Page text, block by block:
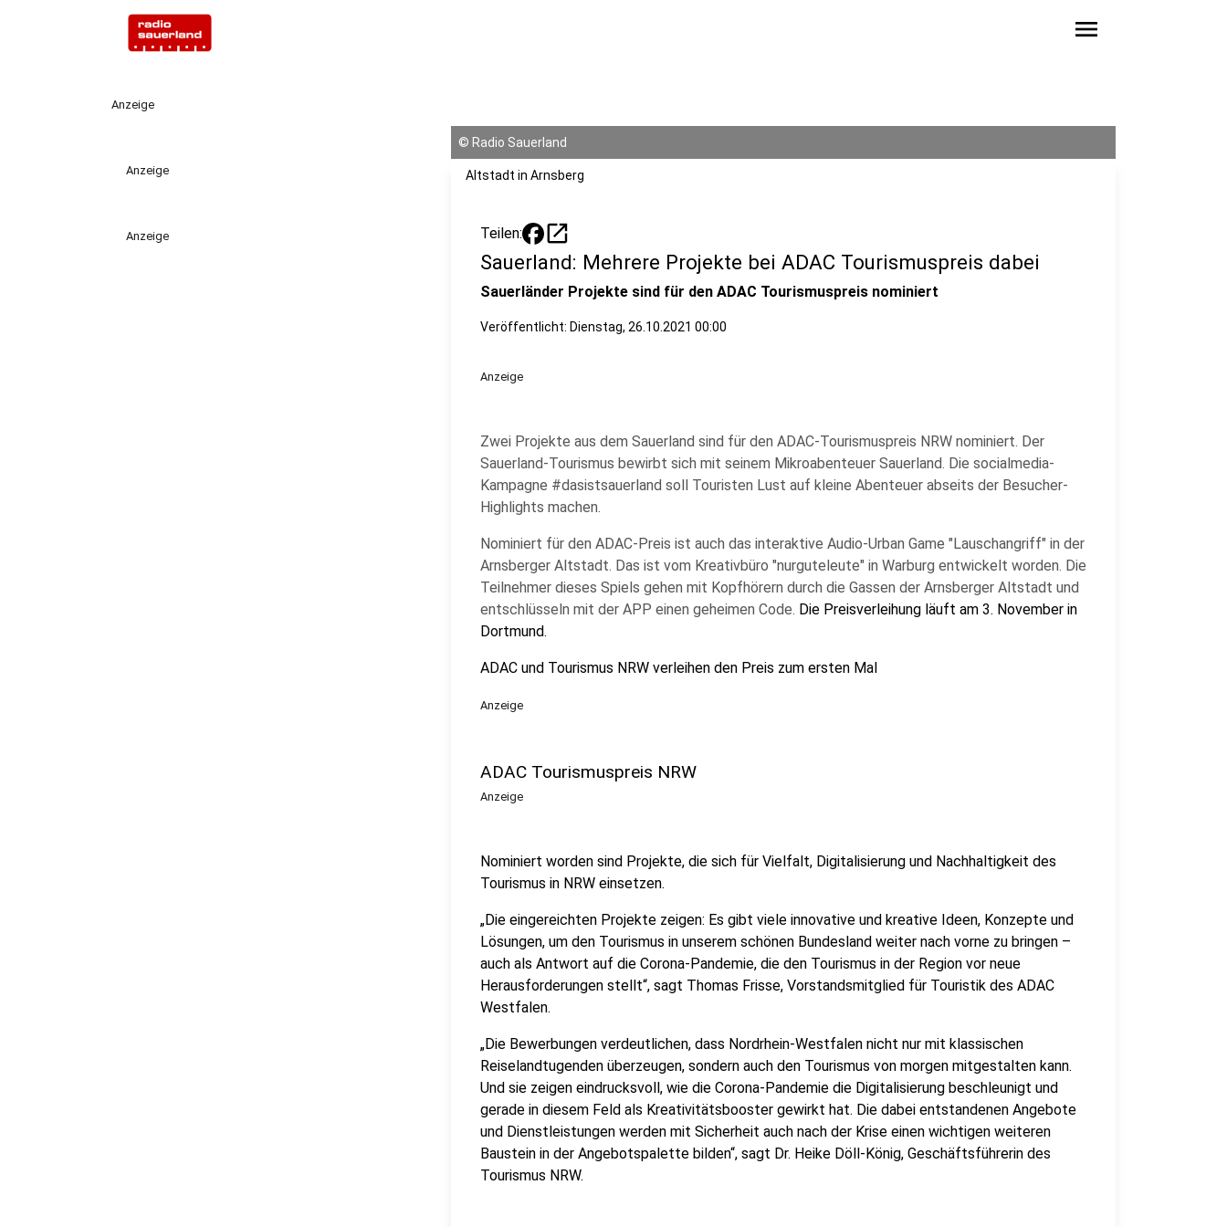
menu
Anzeige
Anzeige
Anzeige
© Radio Sauerland
Altstadt in Arnsberg
Teilen: open_in_new
Sauerland: Mehrere Projekte bei ADAC Tourismuspreis dabei
Sauerländer Projekte sind für den ADAC Tourismuspreis nominiert
Veröffentlicht: Dienstag, 26.10.2021 00:00
Anzeige
Zwei Projekte aus dem Sauerland sind für den ADAC-Tourismuspreis NRW nominiert. Der
Sauerland-Tourismus bewirbt sich mit seinem Mikroabenteuer Sauerland. Die socialmedia-
Kampagne #dasistsauerland soll Touristen Lust auf kleine Abenteuer abseits der Besucher-
Highlights machen.
Nominiert für den ADAC-Preis ist auch das interaktive Audio-Urban Game "Lauschangriff" in der
Arnsberger Altstadt. Das ist vom Kreativbüro "nurguteleute" in Warburg entwickelt worden. Die
Teilnehmer dieses Spiels gehen mit Kopfhörern durch die Gassen der Arnsberger Altstadt und
entschlüsseln mit der APP einen geheimen Code. Die Preisverleihung läuft am 3. November in
Dortmund.
ADAC und Tourismus NRW verleihen den Preis zum ersten Mal
Anzeige
ADAC Tourismuspreis NRW
Anzeige
Nominiert worden sind Projekte, die sich für Vielfalt, Digitalisierung und Nachhaltigkeit des
Tourismus in NRW einsetzen.
„Die eingereichten Projekte zeigen: Es gibt viele innovative und kreative Ideen, Konzepte und
Lösungen, um den Tourismus in unserem schönen Bundesland weiter nach vorne zu bringen –
auch als Antwort auf die Corona-Pandemie, die den Tourismus in der Region vor neue
Herausforderungen stellt“, sagt Thomas Frisse, Vorstandsmitglied für Touristik des ADAC
Westfalen.
„Die Bewerbungen verdeutlichen, dass Nordrhein-Westfalen nicht nur mit klassischen
Reiselandtugenden überzeugen, sondern auch den Tourismus von morgen mitgestalten kann.
Und sie zeigen eindrucksvoll, wie die Corona-Pandemie die Digitalisierung beschleunigt und
gerade in diesem Feld als Kreativitätsbooster gewirkt hat. Die dabei entstandenen Angebote
und Dienstleistungen werden mit Sicherheit auch nach der Krise einen wichtigen weiteren
Baustein in der Angebotspalette bilden“, sagt Dr. Heike Döll-König, Geschäftsführerin des
Tourismus NRW.